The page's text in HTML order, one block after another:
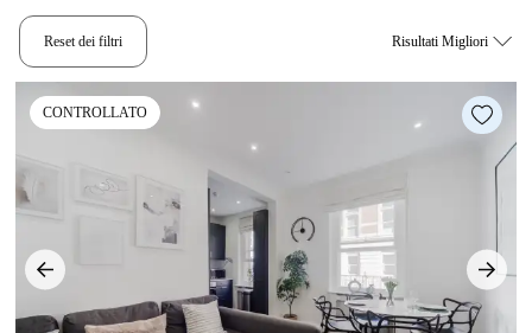
Reset dei filtri
CONTROLLATO